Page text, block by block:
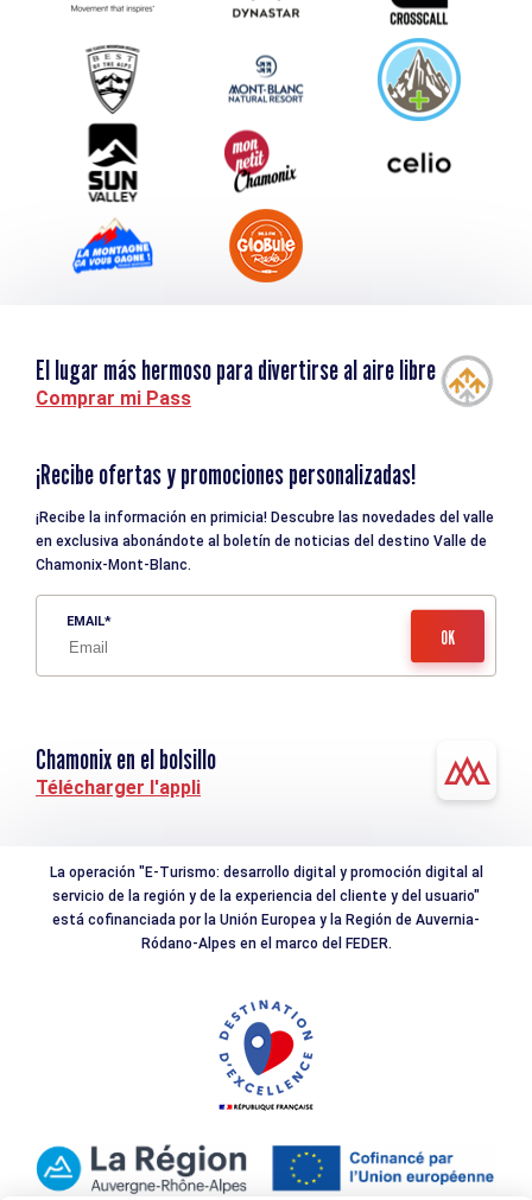
Envíe su evento
Service groupes et séminaires
Descargar
Turismo y discapacidad
El lugar más hermoso para divertirse al aire libre
Comprar mi Pass
¡Recibe ofertas y promociones personalizadas!
¡Recibe la información en primicia! Descubre las novedades del valle
en exclusiva abonándote al boletín de noticias del destino Valle de
Chamonix-Mont-Blanc.
EMAIL
Chamonix en el bolsillo
Télécharger l'appli
La operación "E-Turismo: desarrollo digital y promoción digital al
servicio de la región y de la experiencia del cliente y del usuario"
está cofinanciada por la Unión Europea y la Región de Auvernia-
Ródano-Alpes en el marco del FEDER.